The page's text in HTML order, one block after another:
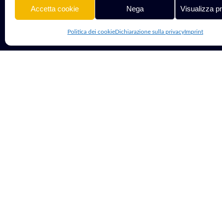
Accetta cookie Nega Visualizza
Politica dei cookieDichiarazione sulla privacyImprint